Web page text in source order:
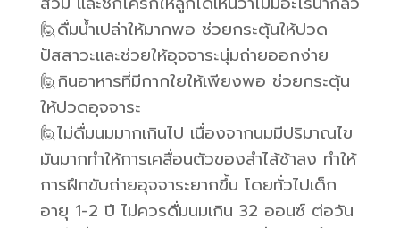
🙋ดื่มน้ำเปล่าให้มากพอ ช่วยกระตุ้นให้ปวด
ปัสสาวะและช่วยให้อุจจาระนุ่มถ่ายออกง่าย
🙋กินอาหารที่มีกากใยให้เพียงพอ ช่วยกระตุ้น
ให้ปวดอุจจาระ
🙋ไม่ดื่มนมมากเกินไป เนื่องจากนมมีปริมาณไข
มันมากทำให้การเคลื่อนตัวของลำไส้ช้าลง ทำให้
การฝึกขับถ่ายอุจจาระยากขึ้น โดยทั่วไปเด็ก
อายุ 1-2 ปี ไม่ควรดื่มนมเกิน 32 ออนซ์ ต่อวัน